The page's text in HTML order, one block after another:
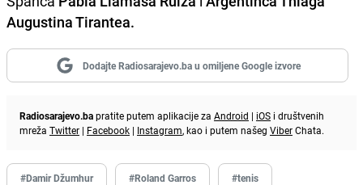
Augustina Tirantea.
Dodajte Radiosarajevo.ba u omiljene Google izvore
Radiosarajevo.bapratite putem aplikacije za Android | iOS i društvenih
mreža Twitter | Facebook | Instagram, kao i putem našeg ViberChata.
#Damir Džumhur #Roland Garros #tenis